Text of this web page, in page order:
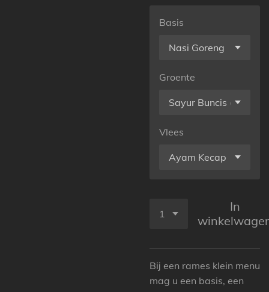
Basis
Groente
Vlees
In
Bij een rames klein menu
mag u een basis, een